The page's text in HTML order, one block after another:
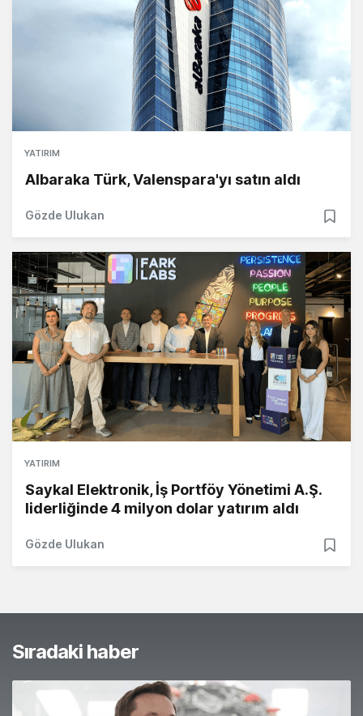
YATIRIM
Albaraka Türk, Valenspara'yı satın aldı
Gözde Ulukan
YATIRIM
Saykal Elektronik, İş Portföy Yönetimi A.Ş.
liderliğinde 4 milyon dolar yatırım aldı
Gözde Ulukan
Sıradaki haber